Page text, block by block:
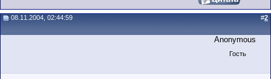
08.11.2004, 02:44:59 #2
Anonymous
Гость